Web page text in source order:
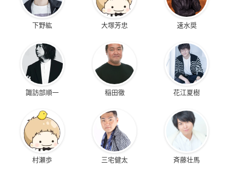
下野紘 大塚芳忠 速水奨
諏訪部順一 稲田徹 花江夏樹
村瀬歩 三宅健太 斉藤壮馬